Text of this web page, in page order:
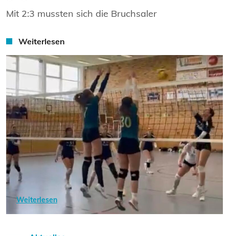
Mit 2:3 mussten sich die Bruchsaler
Weiterlesen
Weiterlesen